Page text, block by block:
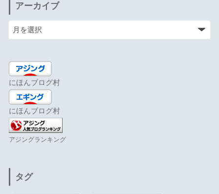
アーカイブ
にほんブログ村
にほんブログ村
アジングランキング
タグ